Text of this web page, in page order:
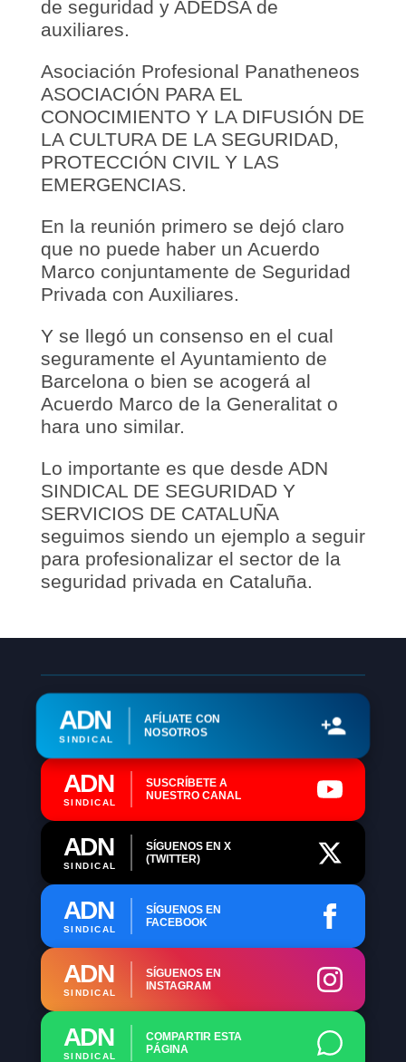
de seguridad y ADEDSA de
auxiliares.
Asociación Profesional Panatheneos
ASOCIACIÓN PARA EL
CONOCIMIENTO Y LA DIFUSIÓN DE
LA CULTURA DE LA SEGURIDAD,
PROTECCIÓN CIVIL Y LAS
EMERGENCIAS.
En la reunión primero se dejó claro
que no puede haber un Acuerdo
Marco conjuntamente de Seguridad
Privada con Auxiliares.
Y se llegó un consenso en el cual
seguramente el Ayuntamiento de
Barcelona o bien se acogerá al
Acuerdo Marco de la Generalitat o
hara uno similar.
Lo importante es que desde ADN
SINDICAL DE SEGURIDAD Y
SERVICIOS DE CATALUÑA
seguimos siendo un ejemplo a seguir
para profesionalizar el sector de la
seguridad privada en Cataluña.
ADN
SINDICAL
AFÍLIATE CON
NOSOTROS
ADN
SINDICAL
SUSCRÍBETE A
NUESTRO CANAL
ADN
SINDICAL
SÍGUENOS EN X
(TWITTER)
ADN
SINDICAL
SÍGUENOS EN
FACEBOOK
ADN
SINDICAL
SÍGUENOS EN
INSTAGRAM
ADN
SINDICAL
COMPARTIR ESTA
PÁGINA